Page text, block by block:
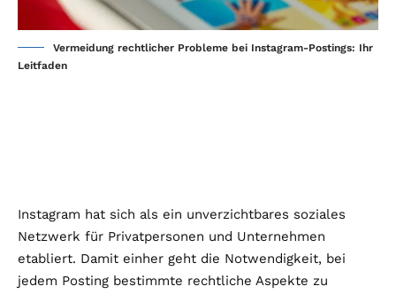
Vermeidung rechtlicher Probleme bei Instagram-Postings: Ihr
Leitfaden
Instagram hat sich als ein unverzichtbares soziales
Netzwerk für Privatpersonen und Unternehmen
etabliert. Damit einher geht die Notwendigkeit, bei
jedem Posting bestimmte rechtliche Aspekte zu